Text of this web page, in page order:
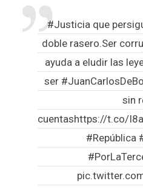
#Justicia que
doble rasero.Ser
ayuda a eludir las
ser
sin
cuentashttps://t.co/
#República